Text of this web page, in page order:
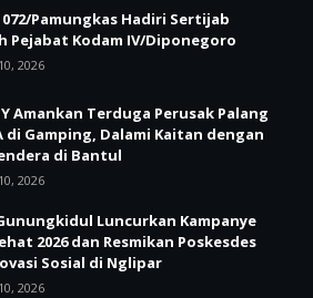
Pamungkas Hadiri Sertijab
Pejabat Kodam IV/Diponegoro
2026
Amankan Terduga Perusak Palang
di Gamping, Dalami Kaitan dengan
di Bantul
2026
Luncurkan Kampanye
2026 dan Resmikan Poskesdes
Sosial di Nglipar
2026